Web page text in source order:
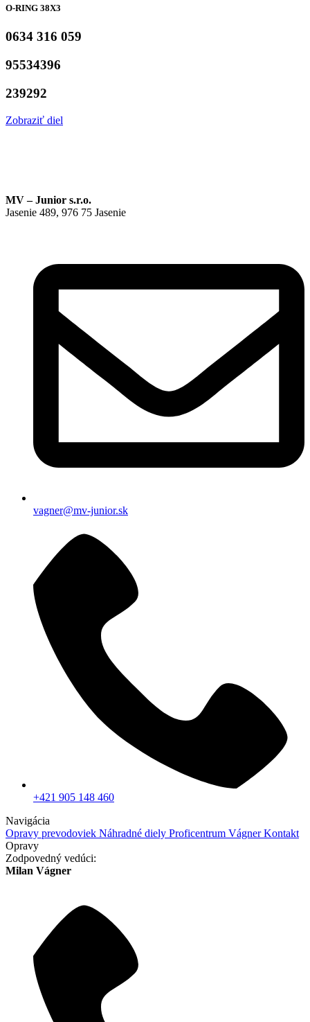
O-RING 38X3
0634 316 059
95534396
239292
Zobraziť diel
MV – Junior s.r.o.
Jasenie 489, 976 75 Jasenie
vagner@mv-junior.sk
+421 905 148 460
Navigácia
Opravy prevodoviek Náhradné diely Proficentrum VágnerKontakt
Opravy
Zodpovedný vedúci:
Milan Vágner